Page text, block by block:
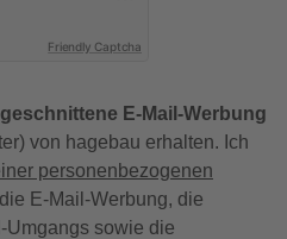
Friendly Captcha
E-Mail-Werbung
von hagebau erhalten. Ich
personenbezogenen
E-Mail-Werbung, die
sowie die